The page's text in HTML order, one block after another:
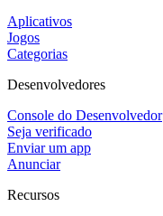
Aplicativos
Jogos
Categorias
Desenvolvedores
Console do Desenvolvedor
Seja verificado
Enviar um app
Anunciar
Recursos